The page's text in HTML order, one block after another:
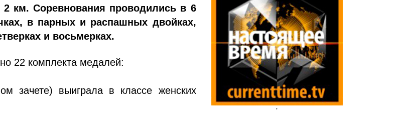
2 км. Соревнования проводились в 6
в парных и распашных двойках,
и восьмерках.
22 комплекта медалей:
зачете) выиграла в классе женских
'